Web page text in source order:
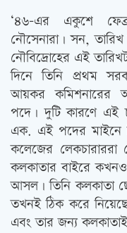
‘৪৬-এর একুশে
নৌসেনারা। সন,
নৌবিদ্রোহের এই
দিনে তিনি প্রথম
আয়কর কমিশনারের
পদে। দুটি কারণে এই
এক. এই পদের মাইনে
কলেজের
কলকাতার বাইরে কখনও
আসল। তিনি কলকাতা
তখনই ঠিক করে
এবং তার জন্য